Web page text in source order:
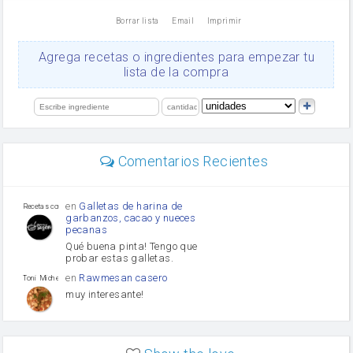
Ajos
Levadura
limón
Borrar lista Email Imprimir
Agrega recetas o ingredientes para empezar tu
lista de la compra
Comentarios Recientes
Recetas con sazon
en Galletas de harina de
garbanzos, cacao y nueces
pecanas
Qué buena pinta! Tengo que
probar estas galletas.
Toni Michel Caubet
en Rawmesan casero
muy interesante!
enLasaña casera fácil y